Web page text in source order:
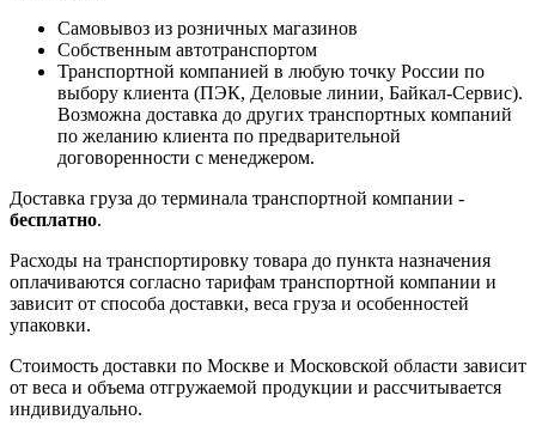
Самовывоз из розничных магазинов
Собственным автотранспортом
Транспортной компанией в любую точку России по
выбору клиента (ПЭК, Деловые линии, Байкал-Сервис).
Возможна доставка до других транспортных компаний
по желанию клиента по предварительной
договоренности с менеджером.
Доставка груза до терминала транспортной компании -
бесплатно.
Расходы на транспортировку товара до пункта назначения
оплачиваются согласно тарифам транспортной компании и
зависит от способа доставки, веса груза и особенностей
упаковки.
Стоимость доставки по Москве и Московской области зависит
от веса и объема отгружаемой продукции и рассчитывается
индивидуально.